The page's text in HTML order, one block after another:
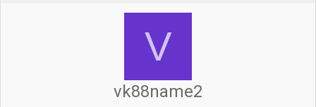
V
vk88name2